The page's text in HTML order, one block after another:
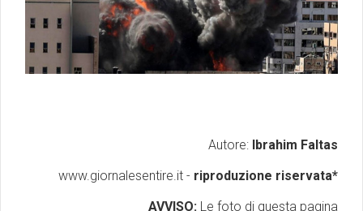
Autore: Ibrahim Faltas
www.giornalesentire.it - riproduzione riservata*
AVVISO: Le foto di questa pagina